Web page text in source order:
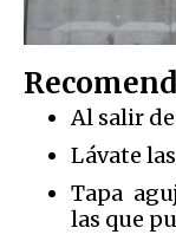
Al salir
Lávate
Tapa
las que